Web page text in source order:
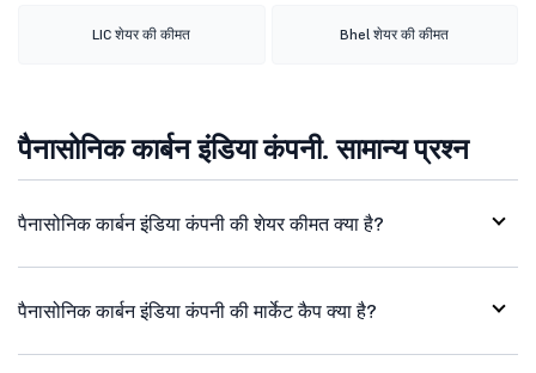
LIC शेयर की कीमत Bhel शेयर की कीमत
पैनासोनिक कार्बन इंडिया कंपनी. सामान्य प्रश्न
पैनासोनिक कार्बन इंडिया कंपनी की शेयर कीमत क्या है?
पैनासोनिक कार्बन इंडिया कंपनी की मार्केट कैप क्या है?